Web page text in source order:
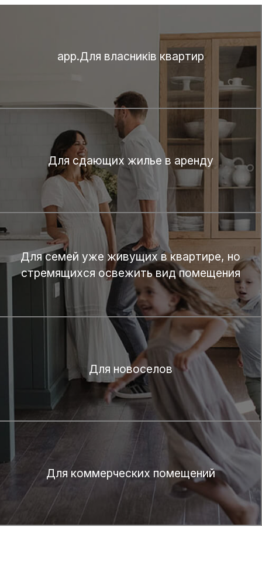
app.Для власників квартир
Для сдающих жилье в аренду
Для семей уже живущих в квартире, но
стремящихся освежить вид помещения
Для новоселов
Для коммерческих помещений